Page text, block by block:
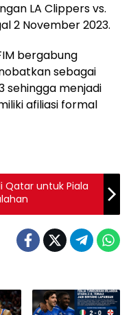
LA Clippers vs.
2 November 2023.
bergabung
sebagai
sehingga menjadi
afiliasi formal
Qatar untuk Piala